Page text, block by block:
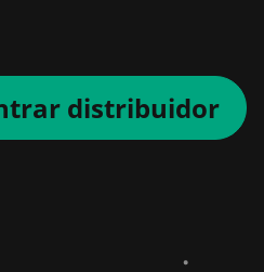
distribuidor